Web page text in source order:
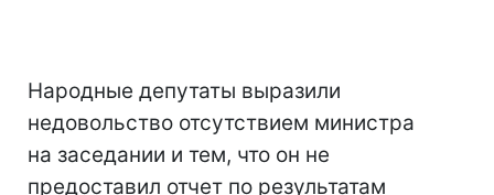
Народные депутаты выразили
недовольство отсутствием министра
на заседании и тем, что он не
предоставил отчет по результатам